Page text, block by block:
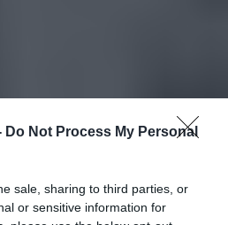
Do Not Process My Personal
sale, sharing to third parties, or
or sensitive information for